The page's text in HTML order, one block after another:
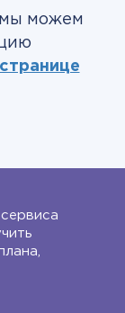
мы можем